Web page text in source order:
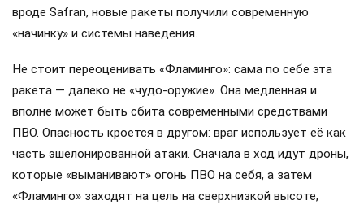
вроде Safran, новые ракеты получили современную
«начинку» и системы наведения.
Не стоит переоценивать «Фламинго»: сама по себе эта
ракета — далеко не «чудо-оружие». Она медленная и
вполне может быть сбита современными средствами
ПВО. Опасность кроется в другом: враг использует её как
часть эшелонированной атаки. Сначала в ход идут дроны,
которые «выманивают» огонь ПВО на себя, а затем
«Фламинго» заходят на цель на сверхнизкой высоте,